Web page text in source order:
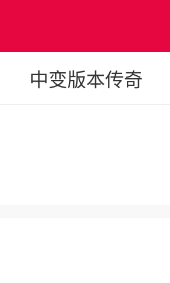
中变版本传奇